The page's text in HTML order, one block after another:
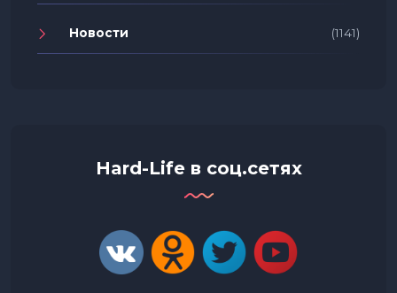
Новости (1141)
Hard-Life в соц.сетях